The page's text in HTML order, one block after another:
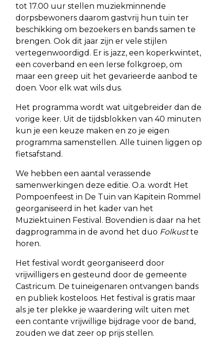
tot 17.00 uur stellen muziekminnende
dorpsbewoners daarom gastvrij hun tuin ter
beschikking om bezoekers en bands samen te
brengen. Ook dit jaar zijn er vele stijlen
vertegenwoordigd. Er is jazz, een koperkwintet,
een coverband en een Ierse folkgroep, om
maar een greep uit het gevarieerde aanbod te
doen. Voor elk wat wils dus.
Het programma wordt wat uitgebreider dan de
vorige keer. Uit de tijdsblokken van 40 minuten
kun je een keuze maken en zo je eigen
programma samenstellen. Alle tuinen liggen op
fietsafstand.
We hebben een aantal verassende
samenwerkingen deze editie. O.a. wordt Het
Pompoenfeest in De Tuin van Kapitein Rommel
georganiseerd in het kader van het
Muziektuinen Festival. Bovendien is daar na het
dagprogramma in de avond het duo Folkust te
horen.
Het festival wordt georganiseerd door
vrijwilligers en gesteund door de gemeente
Castricum. De tuineigenaren ontvangen bands
en publiek kosteloos. Het festival is gratis maar
als je ter plekke je waardering wilt uiten met
een contante vrijwillige bijdrage voor de band,
zouden we dat zeer op prijs stellen.